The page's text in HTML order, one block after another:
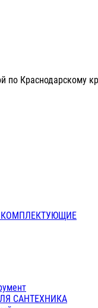
по Краснодарскому
САНТЕХНИКА